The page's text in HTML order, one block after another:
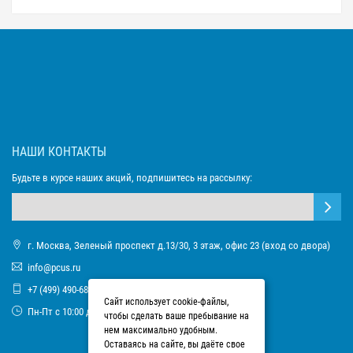
НАШИ КОНТАКТЫ
Будьте в курсе наших акций, подпишитесь на рассылку:
г. Москва, Зеленый проспект д.13/30, 3 этаж, офис 23 (вход со двора)
info@pcus.ru
+7 (499) 490-68-93
Пн-Пт с 10:00 до 17:00
Сайт использует cookie-файлы,
чтобы сделать ваше пребывание на
нем максимально удобным.
Оставаясь на сайте, вы даёте свое